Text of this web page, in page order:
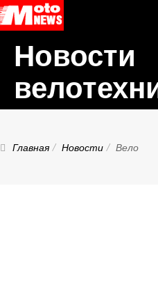
Новости
Главная Новости Вело